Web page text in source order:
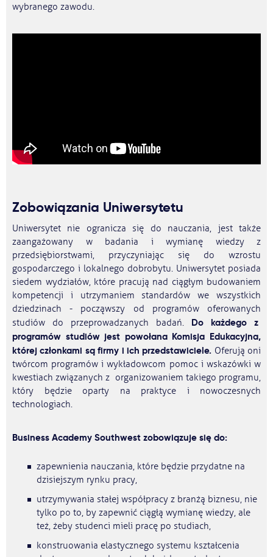
wybranego zawodu.
Zobowiązania Uniwersytetu
Uniwersytet nie ogranicza się do nauczania, jest także
zaangażowany w badania i wymianę wiedzy z
przedsiębiorstwami, przyczyniając się do wzrostu
gospodarczego i lokalnego dobrobytu. Uniwersytet posiada
siedem wydziałów, które pracują nad ciągłym budowaniem
kompetencji i utrzymaniem standardów we wszystkich
dziedzinach - począwszy od programów oferowanych
studiów do przeprowadzanych badań. Do każdego z
programów studiów jest powołana Komisja Edukacyjna,
której członkami są firmy i ich przedstawiciele. Oferują oni
twórcom programów i wykładowcom pomoc i wskazówki w
kwestiach związanych z organizowaniem takiego programu,
który będzie oparty na praktyce i nowoczesnych
technologiach.
Business Academy Southwest zobowiązuje się do:
zapewnienia nauczania, które będzie przydatne na
dzisiejszym rynku pracy,
utrzymywania stałej współpracy z branżą biznesu, nie
tylko po to, by zapewnić ciągłą wymianę wiedzy, ale
też, żeby studenci mieli pracę po studiach,
konstruowania elastycznego systemu kształcenia